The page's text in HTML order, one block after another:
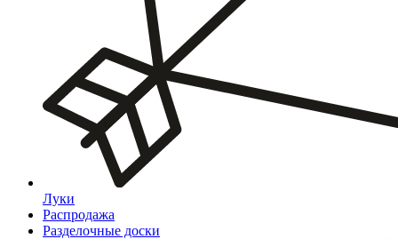
Луки
Распродажа
Разделочные доски